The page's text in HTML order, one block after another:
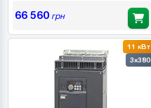
66 560грн
11 кВт
3x380